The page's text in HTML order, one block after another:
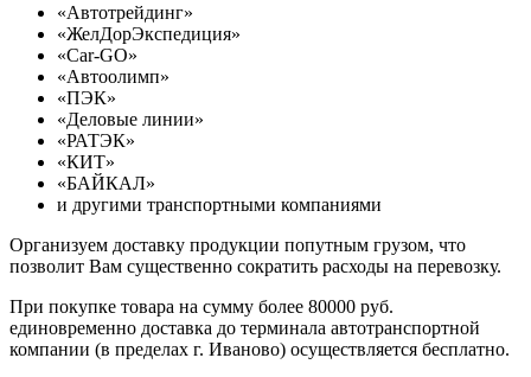
«Автотрейдинг»
«ЖелДорЭкспедиция»
«Car-GO»
«Автоолимп»
«ПЭК»
«Деловые линии»
«РАТЭК»
«КИТ»
«БАЙКАЛ»
и другими транспортными компаниями
Организуем доставку продукции попутным грузом, что
позволит Вам существенно сократить расходы на перевозку.
При покупке товара на сумму более 80000 руб.
единовременно доставка до терминала автотранспортной
компании (в пределах г. Иваново) осуществляется бесплатно.